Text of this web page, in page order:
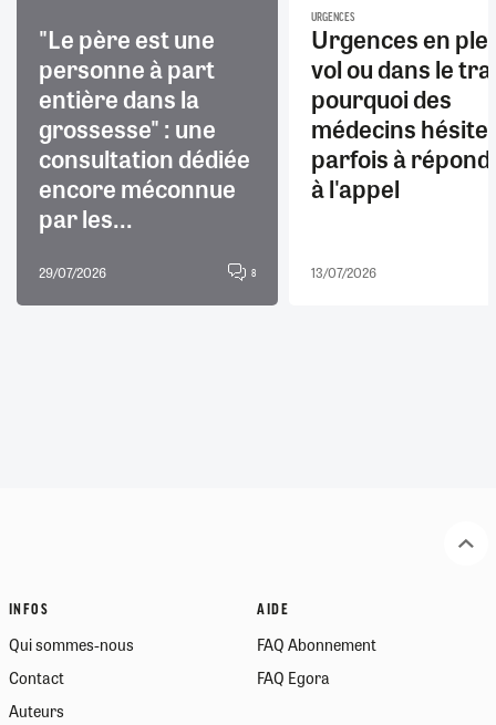
"Le père est une
personne à part
entière dans la
grossesse" : une
consultation dédiée
encore méconnue
par les...
29/07/2026 8
URGENCES
Urgences en
vol ou dans le
pourquoi des
médecins
parfois à
à l'appel
13/07/2026
INFOS
Qui sommes-nous
Contact
Auteurs
AIDE
FAQ Abonnement
FAQ Egora